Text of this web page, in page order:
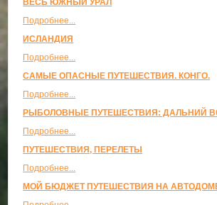
ВЕСЬ ЮЖНЫЙ УРАЛ
Подробнее...
ИСЛАНДИЯ
Подробнее...
САМЫЕ ОПАСНЫЕ ПУТЕШЕСТВИЯ. КОНГО.
Подробнее...
РЫБОЛОВНЫЕ ПУТЕШЕСТВИЯ: ДАЛЬНИЙ
Подробнее...
ПУТЕШЕСТВИЯ, ПЕРЕЛЕТЫ
Подробнее...
МОЙ БЮДЖЕТ ПУТЕШЕСТВИЯ НА